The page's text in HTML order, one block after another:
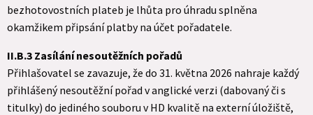
bezhotovostních plateb je lhůta pro úhradu splněna
okamžikem připsání platby na účet pořadatele.
II.B.3 Zasílání nesoutěžních pořadů
Přihlašovatel se zavazuje, že do 31. května 2026 nahraje každý
přihlášený nesoutěžní pořad v anglické verzi (dabovaný či s
titulky) do jediného souboru v HD kvalitě na externí úložiště,